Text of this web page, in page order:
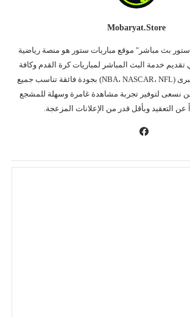
Mobaryat.store
بث مباشر" موقع مباريات ستور هو منصة رياضية
خدمة البث المباشر لمباريات كرة القدم وكافة
الأحداث الرياضية الكبرى (NBA، NASCAR، NFL) بجودة فائقة تناسب جميع
نسعى لتوفير تجربة مشاهدة غامرة وسهلة للمشجع
عن التعقيد وبأقل قدر من الإعلانات المزعجة.